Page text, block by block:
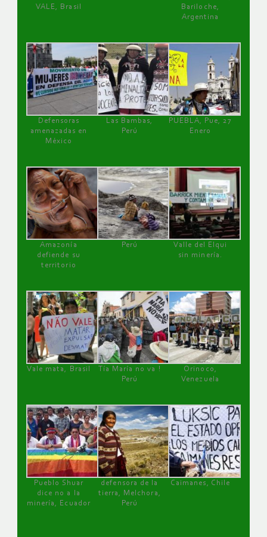
VALE, Brasil
Bariloche,
Argentina
Defensoras
amenazadas en
México
Las Bambas,
Perú
PUEBLA, Pue, 27
Enero
Amazonía
defiende su
territorio
Perú
Valle del Elqui
sin minería.
Vale mata, Brasil
Tía María no va !
Perú
Orinoco,
Venezuela
Pueblo Shuar
dice no a la
minería, Ecuador
defensora de la
tierra, Melchora,
Perú
Caimanes, Chile